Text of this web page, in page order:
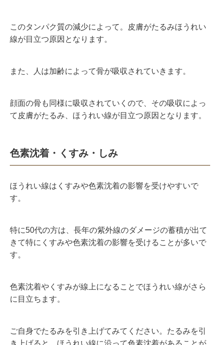
このタンパク質の減少によって。皮膚がたるみほうれい
線が目立つ原因となります。
また、人は加齢によって骨が吸収されていきます。
顔面の骨も同様に吸収されていくので、その吸収によっ
て皮膚がたるみ、ほうれい線が目立つ原因となります。
色素沈着・くすみ・しみ
ほうれい線はくすみや色素沈着の影響を受けやすいで
す。
特に50代の方は、長年の紫外線のダメージの蓄積が出て
きて特にくすみや色素沈着の影響を受けることが多いで
す。
色素沈着やくすみが線上になることでほうれい線がさら
に目立ちます。
ご自身でたるみを引き上げてみてください。たるみを引